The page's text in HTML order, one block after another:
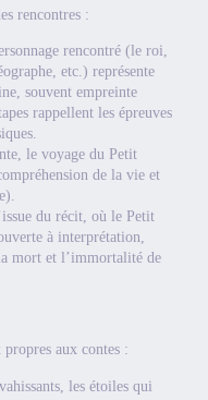
rencontres :
rencontré (le roi,
etc.) représente
souvent empreinte
rappellent les épreuves
le voyage du Petit
de la vie et
du récit, où le Petit
à interprétation,
mort et l’immortalité de
aux contes :
les étoiles qui